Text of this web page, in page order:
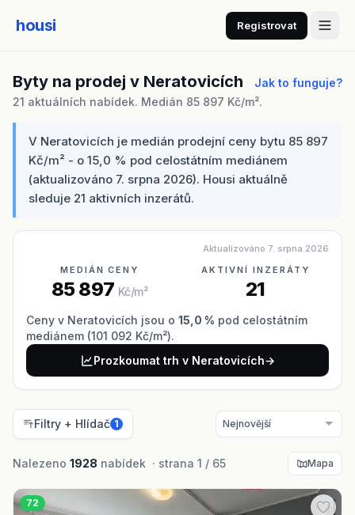
housi Registrovat
Byty na prodej v Neratovicích
Jak to funguje?
21 aktuálních nabídek. Medián 85 897 Kč/m².
V Neratovicích je medián prodejní ceny bytu 85 897
Kč/m² - o 15,0 % pod celostátním mediánem
(aktualizováno 7. srpna 2026). Housi aktuálně
sleduje 21 aktivních inzerátů.
Aktualizováno 7. srpna 2026
MEDIÁN CENY
85 897 Kč/m²
AKTIVNÍ INZERÁTY
21
Ceny v Neratovicích jsou o 15,0 % pod celostátním
mediánem (101 092 Kč/m²).
Prozkoumat trh v Neratovicích→
Filtry + Hlídač 1
Nalezeno 1928 nabídek · strana 1 / 65 Mapa
72